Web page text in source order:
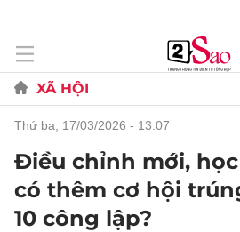
XÃ HỘI
thứ ba, 17/03/2026 - 13:07
Điều chỉnh mới,
có thêm cơ hội
10 công lập?